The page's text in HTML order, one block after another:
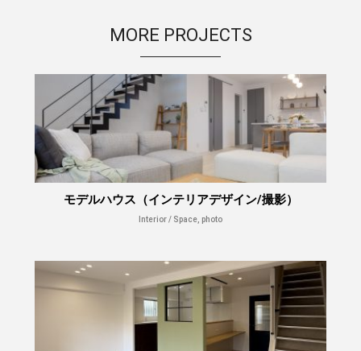
MORE PROJECTS
モデルハウス（インテリアデザイン/撮影）
Interior / Space, photo